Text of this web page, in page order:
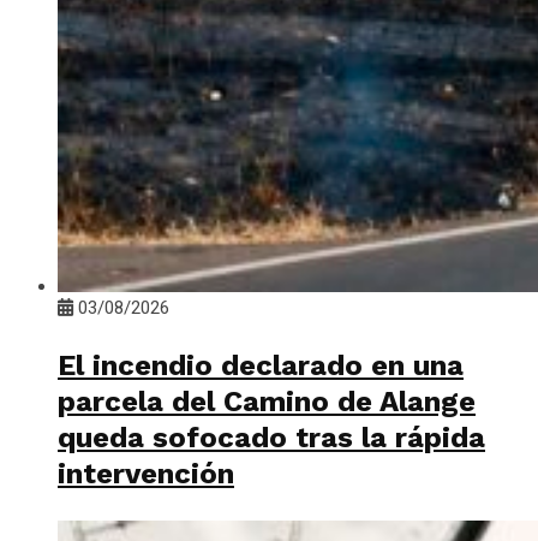
03/08/2026
El incendio declarado en una
parcela del Camino de Alange
queda sofocado tras la rápida
intervención